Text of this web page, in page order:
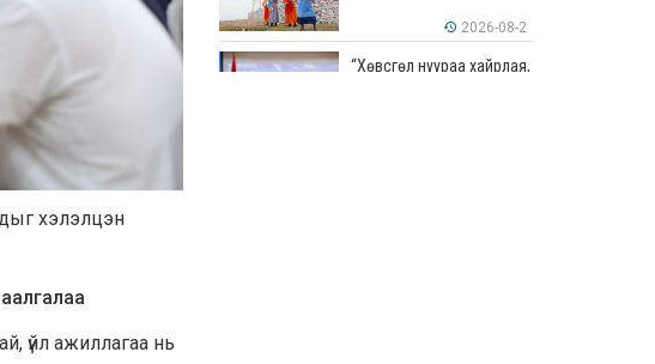
хэлэлцэн
үйл ажиллагаа нь
2026-08-2
“Хөвсгөл нуураа хайрлая,